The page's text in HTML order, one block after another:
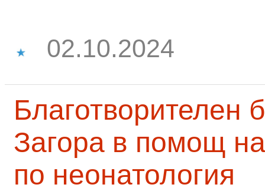
02.10.2024
Благотворителен
Загора в помощ
по неонатология